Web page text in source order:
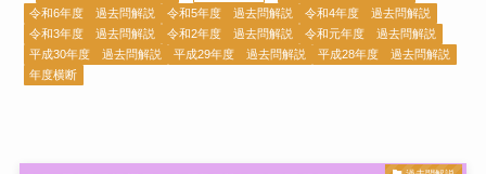
令和6年度 過去問解説
令和5年度 過去問解説
令和4年度 過去問解説
令和3年度 過去問解説
令和2年度 過去問解説
令和元年度 過去問解説
平成30年度 過去問解説
平成29年度 過去問解説
平成28年度 過去問解説
年度横断